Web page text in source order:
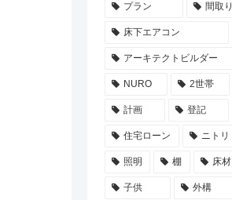
プラン 間取り
床下エアコン
アーキテクトビルダー
NURO 2世帯
計画 登記
住宅ローン ニトリ
照明 棚 床材
子供 外構